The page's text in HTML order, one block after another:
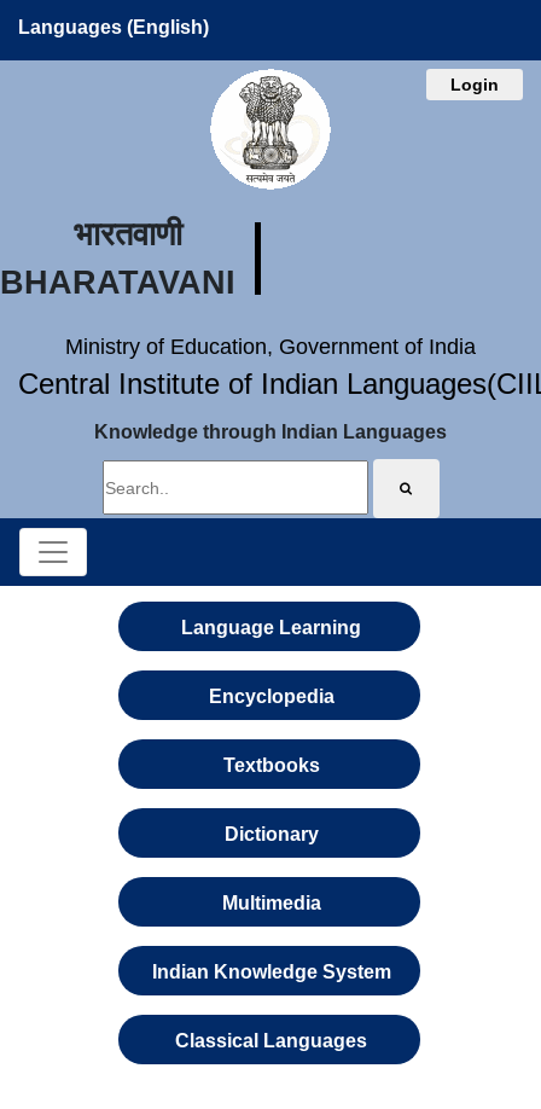
Languages (English)
Login
भारतवाणी
BHARATAVANI
Ministry of Education, Government of India
Central Institute of Indian
Knowledge through Indian Languages
Language Learning
Encyclopedia
Textbooks
Dictionary
Multimedia
Indian Knowledge System
Classical Languages